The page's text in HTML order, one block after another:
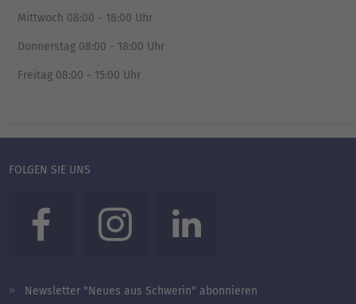
Mittwoch 08:00 - 18:00 Uhr
Donnerstag 08:00 - 18:00 Uhr
Freitag 08:00 - 15:00 Uhr
FOLGEN SIE UNS
Newsletter "Neues aus Schwerin" abonnieren